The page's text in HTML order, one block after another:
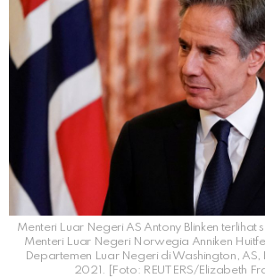
Menteri Luar Negeri AS Antony Blinken terlihat
Menteri Luar Negeri Norwegia Anniken
Departemen Luar Negeri di Washington, AS,
2021. [Foto: REUTERS/Elizabeth